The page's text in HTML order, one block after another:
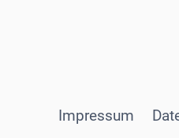
Impressum